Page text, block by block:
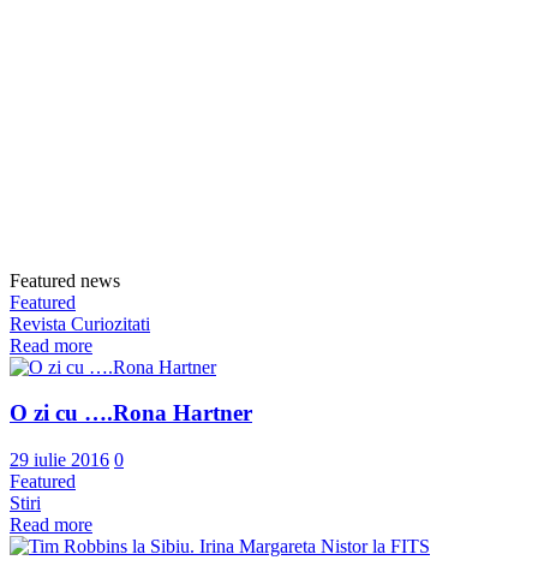
Featured news
Featured
Revista Curiozitati
Read more
O zi cu ….Rona Hartner
29 iulie 2016 0
Featured
Stiri
Read more